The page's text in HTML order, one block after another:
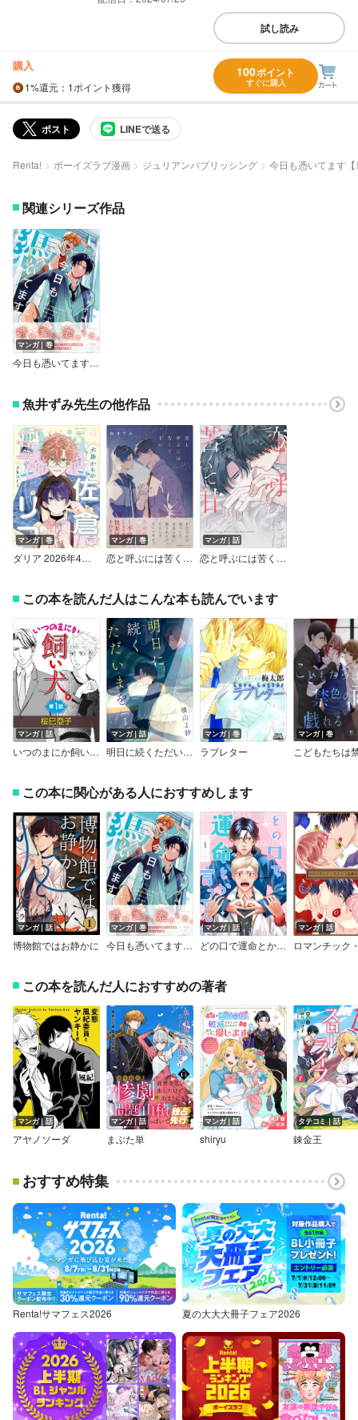
試し読み
購入
1%還元 ：1ポイント獲得
100ポイント
すぐに購入
ポスト LINEで送る
Renta! ボーイズラブ漫画 ジュリアンパブリッシング 今日も憑いてます
関連シリーズ作品
マンガ｜巻
今日も憑いてます【ペーパー付】【電子限定ペーパー付】
魚井ずみ先生の他作品
マンガ｜巻
ダリア 2026年4月号
マンガ｜巻
恋と呼ぶには苦くて甘い【ペーパー付】【電子限定ペーパー付】
マンガ｜話
恋と呼ぶには苦くて甘い【単話売】
この本を読んだ人はこんな本も読んでいます
マンガ｜話
いつのまにか飼い犬。【単話】
マンガ｜話
明日に続くただいまを 分冊版
マンガ｜巻
ラブレター
マンガ｜巻
この本に関心がある人におすすめします
マンガ｜話
博物館ではお静かに
マンガ｜巻
今日も憑いてます【ペーパー付】【電子限定ペーパー付】
マンガ｜話
どの口で運命とか言ってんだ【単話】
マンガ｜話
この本を読んだ人におすすめの著者
マンガ｜話
アヤノソーダ
マンガ｜話
まぶた単
マンガ｜話
shiryu
タテコミ｜話
錬金王
おすすめ特集
Renta!サマフェス2026 夏の大大大冊子フェア2026